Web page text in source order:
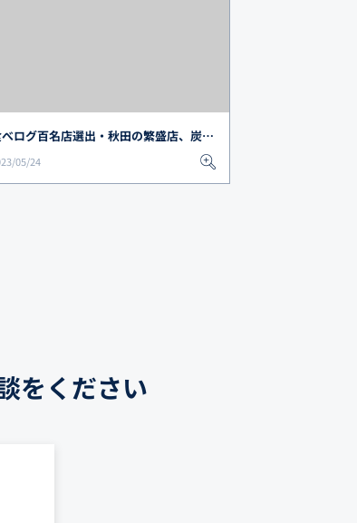
食べログ百名店選出・秋田の繁盛店、炭火焼肉久がフードコネクションを選び続ける理由、お客様の評価&評判をショートインタビュー
05/24
をください